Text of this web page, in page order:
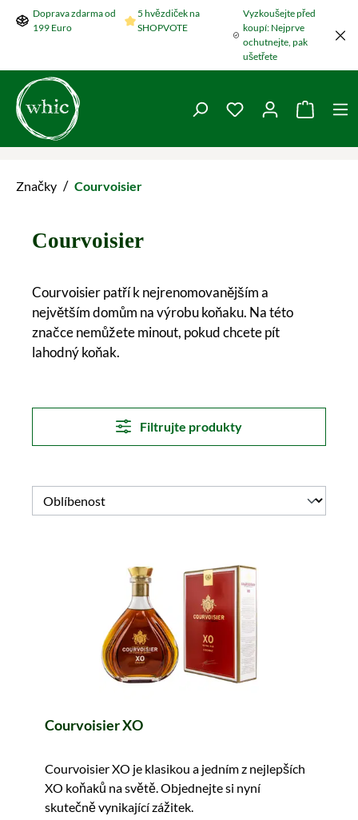
Přeskočit na hlavní obsah
Doprava zdarma od
199 Euro
5 hvězdiček na
SHOPVOTE
Vyzkoušejte před
koupí: Nejprve
ochutnejte, pak
ušetřete
Máte 0 položky v
Značky / Courvoisier
Courvoisier
Courvoisier patří k nejrenomovanějším a
největším domům na výrobu koňaku. Na této
značce nemůžete minout, pokud chcete pít
lahodný koňak.
Filtrujte produkty
Courvoisier XO
Courvoisier XO je klasikou a jedním z nejlepších
XO koňaků na světě. Objednejte si nyní
skutečně vynikající zážitek.